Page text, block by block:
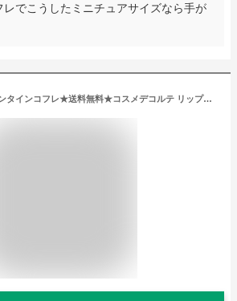
レでこうしたミニチュアサイズなら手が
★ハッピーバレンタインコフレ★送料無料★コスメデコルテ リップオイル 03 luxe camellia(4.7mL) エスティローダーバニティコフレ＜4971710372229＞